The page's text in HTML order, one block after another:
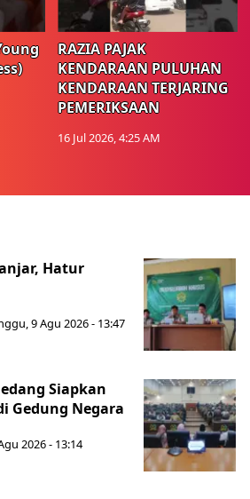
RAZIA PAJAK
KENDARAAN PULUHAN
KENDARAAN TERJARING
PEMERIKSAAN
16 Jul 2026, 4:25 AM
Hatur
9 Agu 2026 - 13:47
Siapkan
Gedung Negara
2026 - 13:14